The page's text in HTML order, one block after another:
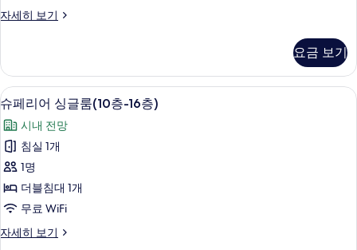
트
룸
사
진
모
두
보
기
자세히 보기
[주
스
탠
다
드
트
윈
룸
자
세
히
보
기
요금 보기
슈
페
리
어
싱
글
(10
객실 내 금고, 책상, 노트북 작업 공간,
5
슈페리어 싱글룸(10층-16층)
시내 전망
침실 1개
1명
더블침대 1개
무료 WiFi
자세히 보기
슈